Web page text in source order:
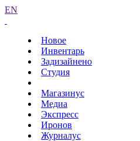
EN
Новое
Инвентарь
Задизайнено
Студия
Магазинус
Медиа
Экспресс
Иронов
Журналус